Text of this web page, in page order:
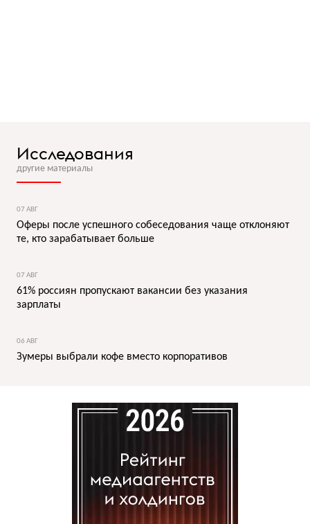
Исследования
другие материалы
07 АВГ
Оферы после успешного собеседования чаще отклоняют
те, кто зарабатывает больше
07 АВГ
61% россиян пропускают вакансии без указания
зарплаты
06 АВГ
Зумеры выбрали кофе вместо корпоративов